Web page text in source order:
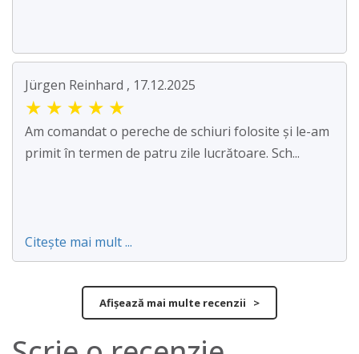
Jürgen Reinhard , 17.12.2025
★ ★ ★ ★ ★
Am comandat o pereche de schiuri folosite și le-am
primit în termen de patru zile lucrătoare. Sch...
Citește mai mult ...
Afișează mai multe recenzii >